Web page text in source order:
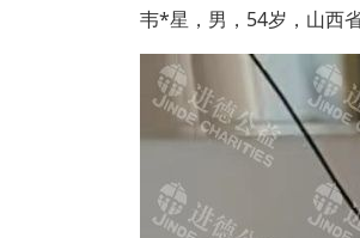
韦*星，男，54岁，山西